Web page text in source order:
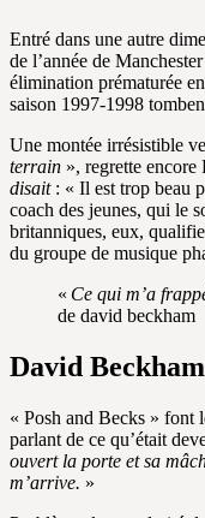
Entré dans une autre
de l’année de
élimination prématurée
saison 1997-1998
Une montée irrésistible
terrain », regrette encore
disait: « Il est trop beau
coach des jeunes, qui le
britanniques, eux,
du groupe de musique
« Ce qui m’a
de david beckham
David Beckham
« Posh and Becks » font
parlant de ce qu’était
ouvert la porte et sa
m’arrive. »